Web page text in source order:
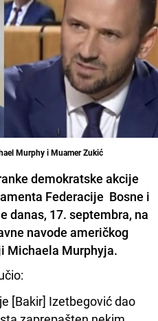
Murphy i Muamer Zukić
demokratske akcije
Federacije Bosne i
danas, 17. septembra, na
navode američkog
Michaela Murphyja.
[Bakir] Izetbegović dao